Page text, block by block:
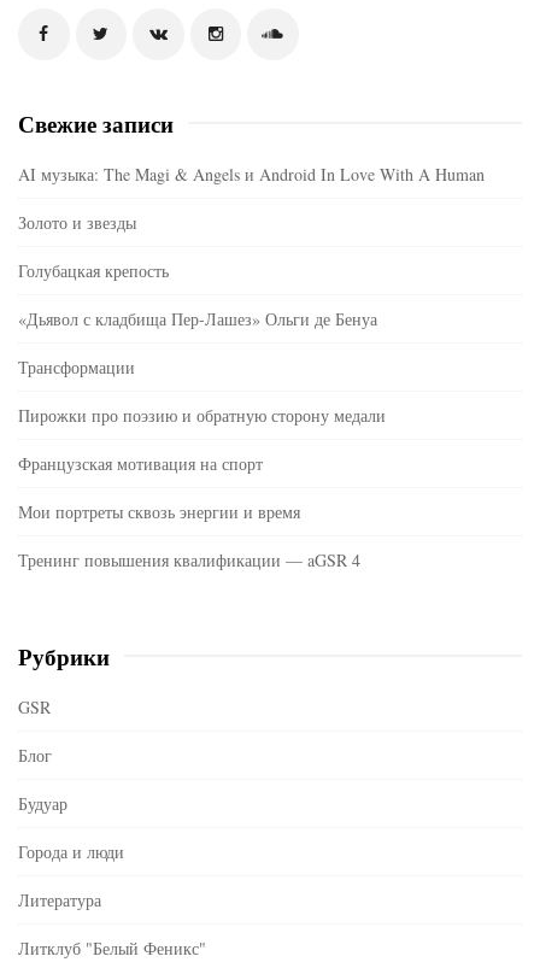
Свежие записи
AI музыка: The Magi & Angels и Android In Love With A Human
Золото и звезды
Голубацкая крепость
«Дьявол с кладбища Пер-Лашез» Ольги де Бенуа
Трансформации
Пирожки про поэзию и обратную сторону медали
Французская мотивация на спорт
Мои портреты сквозь энергии и время
Тренинг повышения квалификации — aGSR 4
Рубрики
GSR
Блог
Будуар
Города и люди
Литература
Литклуб "Белый Феникс"